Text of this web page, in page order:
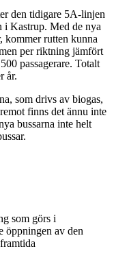
den tidigare 5A-linjen
Kastrup. Med de nya
kommer rutten kunna
per riktning jämfört
passagerare. Totalt
år.
som drivs av biogas,
finns det ännu inte
bussarna inte helt
som görs i
öppningen av den